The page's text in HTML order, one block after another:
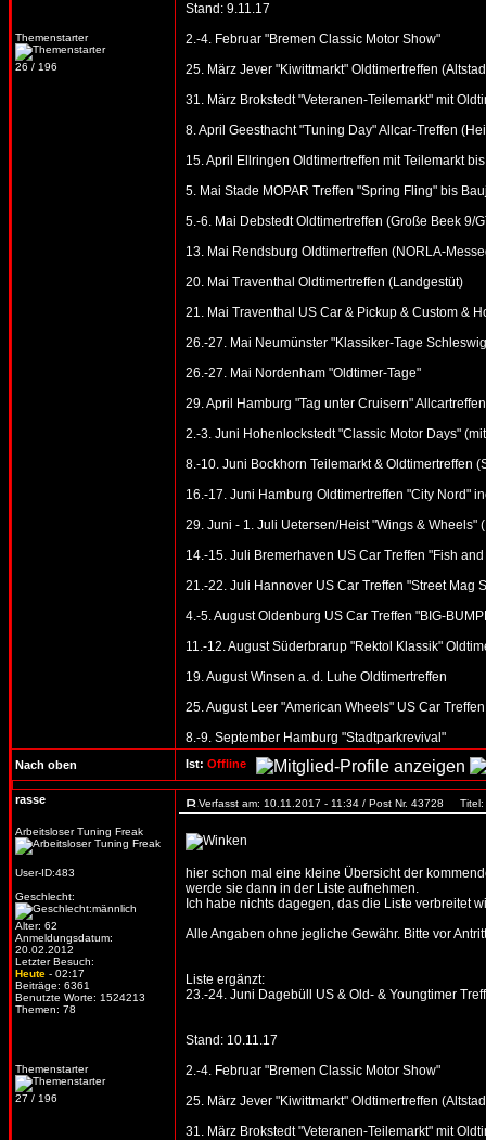
Themenstarter
26 / 196
Stand: 9.11.17
2.-4. Februar "Bremen Classic Motor Show"
25. März Jever "Kiwittmarkt" Oldtimertreffen
31. März Brokstedt "Veteranen-Teilemarkt" mit
8. April Geesthacht "Tuning Day" Allcar-Treffen
15. April Ellringen Oldtimertreffen mit Teilemarkt
5. Mai Stade MOPAR Treffen "Spring Fling" bis
5.-6. Mai Debstedt Oldtimertreffen (Große Beek 9/
13. Mai Rendsburg Oldtimertreffen (NORLA-
20. Mai Traventhal Oldtimertreffen (Landgestüt)
21. Mai Traventhal US Car & Pickup & Custom &
26.-27. Mai Neumünster "Klassiker-Tage
26.-27. Mai Nordenham "Oldtimer-Tage"
29. April Hamburg "Tag unter Cruisern" Allcartreffen
2.-3. Juni Hohenlockstedt "Classic Motor Days"
8.-10. Juni Bockhorn Teilemarkt & Oldtimertreffen
16.-17. Juni Hamburg Oldtimertreffen "City Nord"
29. Juni - 1. Juli Uetersen/Heist "Wings & Wheels"
14.-15. Juli Bremerhaven US Car Treffen "Fish
21.-22. Juli Hannover US Car Treffen "Street Mag
4.-5. August Oldenburg US Car Treffen "BIG-
11.-12. August Süderbrarup "Rektol Klassik"
19. August Winsen a. d. Luhe Oldtimertreffen
25. August Leer "American Wheels" US Car Treffen
8.-9. September Hamburg "Stadtparkrevival"
Nach oben Ist: Offline
rasse
Arbeitsloser Tuning Freak
User-ID:483
Geschlecht:
Alter: 62
Anmeldungsdatum:
20.02.2012
Letzter Besuch:
Heute - 02:17
Beiträge: 6361
Benutzte Worte: 1524213
Themen: 78
Themenstarter
27 / 196
Verfasst am: 10.11.2017 - 11:34 / Post Nr. 43728 Titel:
hier schon mal eine kleine Übersicht der
werde sie dann in der Liste aufnehmen.
Ich habe nichts dagegen, das die Liste verbreitet
Alle Angaben ohne jegliche Gewähr. Bitte vor
Liste ergänzt:
23.-24. Juni Dagebüll US & Old- & Youngtimer
Stand: 10.11.17
2.-4. Februar "Bremen Classic Motor Show"
25. März Jever "Kiwittmarkt" Oldtimertreffen
31. März Brokstedt "Veteranen-Teilemarkt" mit